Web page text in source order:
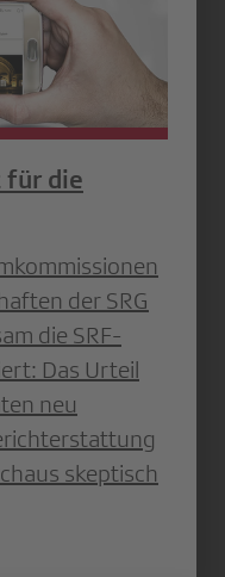
für die
der SRG
die SRF-
Das Urteil
neu
skeptisch